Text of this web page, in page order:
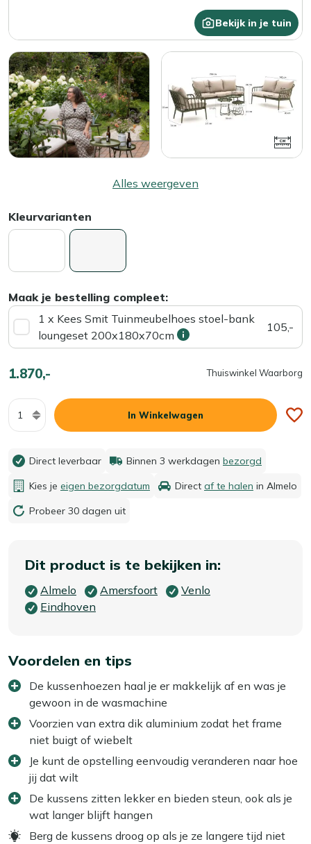
Bekijk in je tuin
Alles weergeven
Kleurvarianten
Maak je bestelling compleet:
1 x Kees Smit Tuinmeubelhoes stoel-bank
loungeset 200x180x70cm
105,-
1.870,- Thuiswinkel Waarborg
Aantal
In Winkelwagen
Direct leverbaar Binnen 3 werkdagen bezorgd
Kies je eigen bezorgdatum Direct af te halen in Almelo
Probeer 30 dagen uit
Dit product is te bekijken in:
Almelo Amersfoort
Venlo
Eindhoven
Voordelen en tips
De kussenhoezen haal je er makkelijk af en was je
gewoon in de wasmachine
Voorzien van extra dik aluminium zodat het frame
niet buigt of wiebelt
Je kunt de opstelling eenvoudig veranderen naar hoe
jij dat wilt
De kussens zitten lekker en bieden steun, ook als je
wat langer blijft hangen
Berg de kussens droog op als je ze langere tijd niet